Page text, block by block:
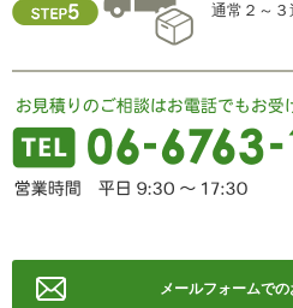
通常２～
メールフォームで